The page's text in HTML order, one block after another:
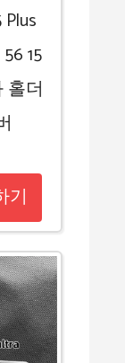
15
홀더
기